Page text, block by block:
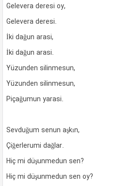
Gelevera deresi oy,
Gelevera deresi.
İki dağun arasi,
İki dağun arasi.
Yüzunden silinmesun,
Yüzunden silinmesun,
Piçağumun yarasi.
Sevduğum senun aşkın,
Çiğerlerumi dağlar.
Hiç mi düşunmedun sen?
Hiç mi düşunmedun sen oy?